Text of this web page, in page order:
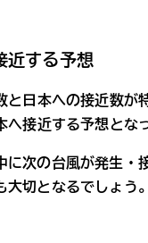
近する予想
と日本への接近数が
接近する予想とな
に次の台風が発生・
切となるでしょう。